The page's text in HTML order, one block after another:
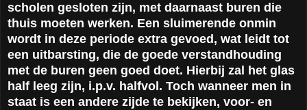
scholen gesloten zijn, met daarnaast buren die
thuis moeten werken. Een sluimerende onmin
wordt in deze periode extra gevoed, wat leidt tot
een uitbarsting, die de goede verstandhouding
met de buren geen goed doet. Hierbij zal het glas
half leeg zijn, i.p.v. halfvol. Toch wanneer men in
staat is een andere zijde te bekijken, voor- en